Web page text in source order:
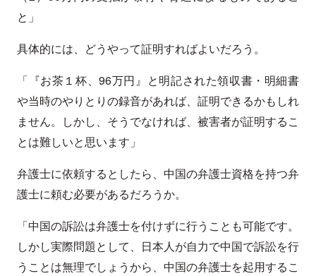
と」
具体的には、どうやって証明すればよいだろう。
「『お茶１杯、96万円』と明記された領収書・明細書
や当時のやりとりの録音があれば、証明できるかもしれ
ません。しかし、そうでなければ、被害者が証明するこ
とは難しいと思います」
弁護士に依頼するとしたら、中国の弁護士資格を持つ弁
護士に頼む必要があるだろうか。
「中国の訴訟は弁護士を付けずに行うことも可能です。
しかし実際問題として、日本人が自力で中国で訴訟を行
うことは無理でしょうから、中国の弁護士を起用するこ